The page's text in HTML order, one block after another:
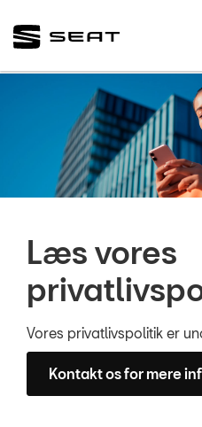
Læs vores
Vores privatlivspolitik er
Kontakt os for mere